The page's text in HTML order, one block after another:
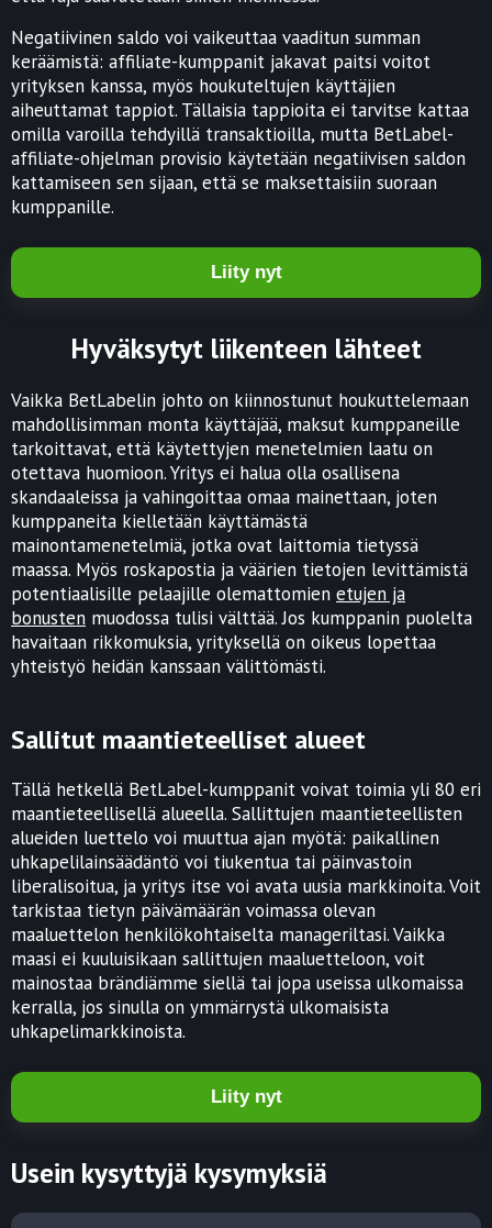
Negatiivinen saldo voi vaikeuttaa vaaditun summan
keräämistä: affiliate-kumppanit jakavat paitsi voitot
yrityksen kanssa, myös houkuteltujen käyttäjien
aiheuttamat tappiot. Tällaisia tappioita ei tarvitse kattaa
omilla varoilla tehdyillä transaktioilla, mutta BetLabel-
affiliate-ohjelman provisio käytetään negatiivisen saldon
kattamiseen sen sijaan, että se maksettaisiin suoraan
kumppanille.
Liity nyt
Hyväksytyt liikenteen lähteet
Vaikka BetLabelin johto on kiinnostunut houkuttelemaan
mahdollisimman monta käyttäjää, maksut kumppaneille
tarkoittavat, että käytettyjen menetelmien laatu on
otettava huomioon. Yritys ei halua olla osallisena
skandaaleissa ja vahingoittaa omaa mainettaan, joten
kumppaneita kielletään käyttämästä
mainontamenetelmiä, jotka ovat laittomia tietyssä
maassa. Myös roskapostia ja väärien tietojen levittämistä
potentiaalisille pelaajille olemattomien etujen ja
bonusten muodossa tulisi välttää. Jos kumppanin puolelta
havaitaan rikkomuksia, yrityksellä on oikeus lopettaa
yhteistyö heidän kanssaan välittömästi.
Sallitut maantieteelliset alueet
Tällä hetkellä BetLabel-kumppanit voivat toimia yli 80 eri
maantieteellisellä alueella. Sallittujen maantieteellisten
alueiden luettelo voi muuttua ajan myötä: paikallinen
uhkapelilainsäädäntö voi tiukentua tai päinvastoin
liberalisoitua, ja yritys itse voi avata uusia markkinoita. Voit
tarkistaa tietyn päivämäärän voimassa olevan
maaluettelon henkilökohtaiselta manageriltasi. Vaikka
maasi ei kuuluisikaan sallittujen maaluetteloon, voit
mainostaa brändiämme siellä tai jopa useissa ulkomaissa
kerralla, jos sinulla on ymmärrystä ulkomaisista
uhkapelimarkkinoista.
Liity nyt
Usein kysyttyjä kysymyksiä